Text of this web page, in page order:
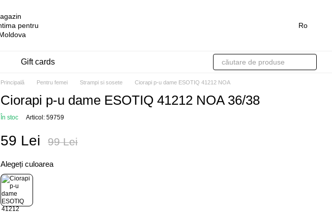
Ro
Gift cards
Principală Pentru femei Strampi si sosete Ciorapi p-u dame ESOTIQ 41212 NOA
Ciorapi p-u dame ESOTIQ 41212 NOA 36/38
În stoc Articol: 59759
59 Lei 99 Lei
Alegeți culoarea